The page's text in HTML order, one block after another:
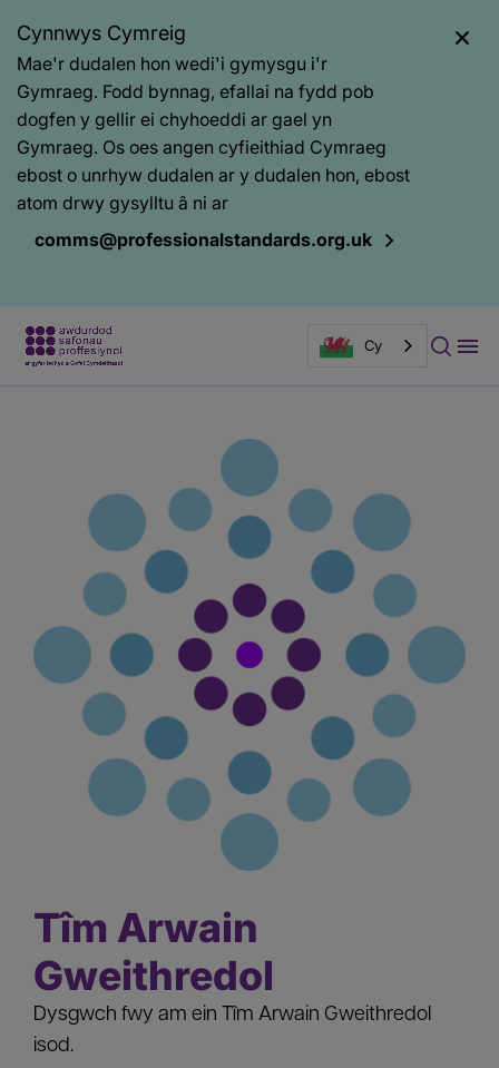
Cynnwys Cymreig
Mae'r dudalen hon wedi'i gymysgu i'r
Gymraeg. Fodd bynnag, efallai na fydd pob
dogfen y gellir ei chyhoeddi ar gael yn
Gymraeg. Os oes angen cyfieithiad Cymraeg
ebost o unrhyw dudalen ar y dudalen hon, ebost
atom drwy gysylltu â ni ar
comms@professionalstandards.org.uk
Cy
Tîm Arwain
Gweithredol
Dysgwch fwy am ein Tîm Arwain Gweithredol
isod.